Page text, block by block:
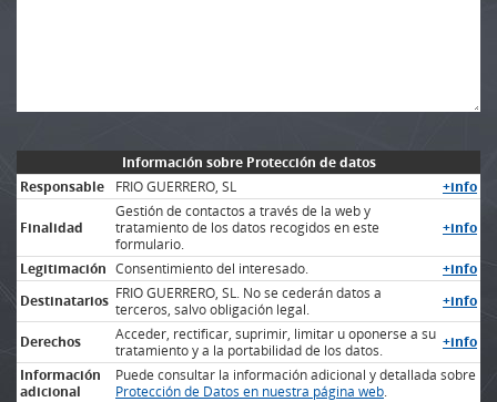
Información sobre Protección de datos
Responsable
FRIO GUERRERO, SL +info
Finalidad
Gestión de contactos a través de la web y
tratamiento de los datos recogidos en este
formulario.
+info
Legitimación Consentimiento del interesado.
+info
Destinatarios FRIO GUERRERO, SL. No se cederán datos a
terceros, salvo obligación legal.
+info
Derechos
Acceder, rectificar, suprimir, limitar u oponerse a su
tratamiento y a la portabilidad de los datos.
+info
Información
adicional
Puede consultar la información adicional y detallada sobre
Protección de Datos en nuestra página web.